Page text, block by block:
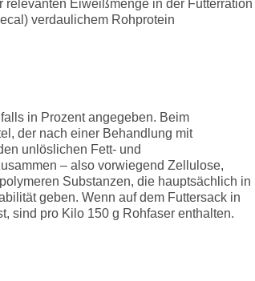
Eiweißmenge in der Futterration
verdaulichem Rohprotein
in Prozent angegeben. Beim
der nach einer Behandlung mit
unlöslichen Fett- und
– also vorwiegend Zellulose,
Substanzen, die hauptsächlich in
geben. Wenn auf dem Futtersack in
sind pro Kilo 150 g Rohfaser enthalten.